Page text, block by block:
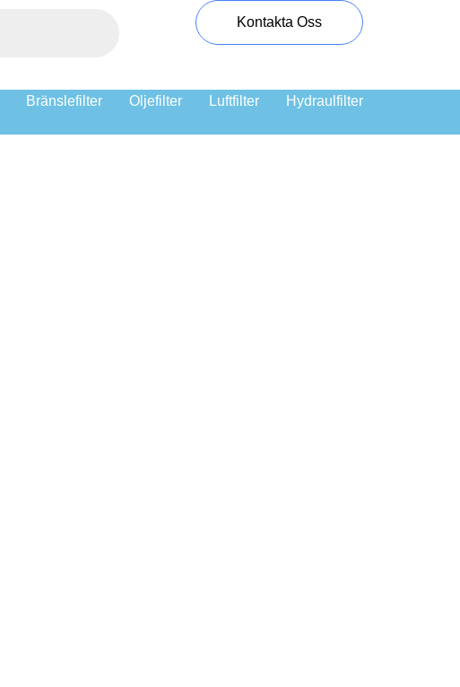
Kontakta Oss
Bränslefilter Oljefilter Luftfilter Hydraulfilter